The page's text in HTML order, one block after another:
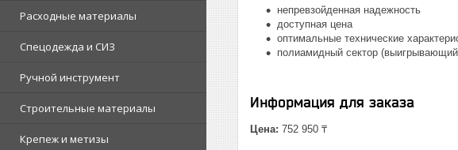
Расходные материалы
Спецодежда и СИЗ
Ручной инструмент
Строительные материалы
Крепеж и метизы
непревзойденная надежность
доступная цена
оптимальные технические
полиамидный сектор
Информация для заказа
Цена: 752 950 ₸